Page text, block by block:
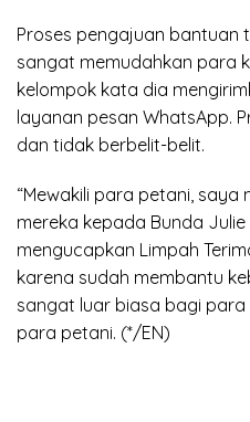
Proses pengajuan
sangat memudahkan para
kelompok kata dia
layanan pesan WhatsApp.
dan tidak berbelit-belit.
“Mewakili para petani,
mereka kepada Bunda
mengucapkan Limpah
karena sudah membantu
sangat luar biasa bagi para
para petani. (*/EN)